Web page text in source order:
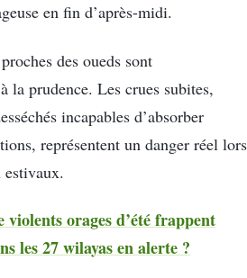
en fin d’après-midi.
des oueds sont
la prudence. Les crues subites,
incapables d’absorber
représentent un danger réel lors
estivaux.
violents orages d’été frappent
les 27 wilayas en alerte ?